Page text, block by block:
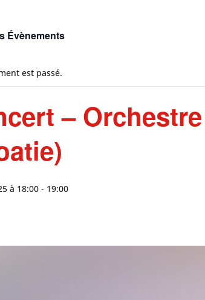
Évènements
est passé.
–
à 18:00 - 19:00